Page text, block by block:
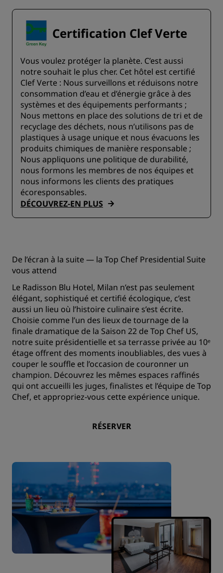
Certification Clef Verte
Vous voulez protéger la planète. C’est aussi
notre souhait le plus cher. Cet hôtel est certifié
Clef Verte : Nous surveillons et réduisons notre
consommation d’eau et d’énergie grâce à des
systèmes et des équipements performants ;
Nous mettons en place des solutions de tri et de
recyclage des déchets, nous n’utilisons pas de
plastiques à usage unique et nous évacuons les
produits chimiques de manière responsable ;
Nous appliquons une politique de durabilité,
nous formons les membres de nos équipes et
nous informons les clients des pratiques
écoresponsables.
DÉCOUVREZ-EN PLUS
De l’écran à la suite — la Top Chef Presidential Suite
vous attend
Le Radisson Blu Hotel, Milan n’est pas seulement
élégant, sophistiqué et certifié écologique, c’est
aussi un lieu où l’histoire culinaire s’est écrite.‌
Choisie comme l’un des lieux de tournage de la
finale dramatique de la Saison 22 de Top Chef US,
notre suite présidentielle et sa terrasse privée au 10ᵉ
étage offrent des moments inoubliables, des vues à
couper le souffle et l’occasion de couronner un
champion. Découvrez les mêmes espaces raffinés
qui ont accueilli les juges, finalistes et l’équipe de Top
Chef, et appropriez-vous cette expérience unique.
RÉSERVER